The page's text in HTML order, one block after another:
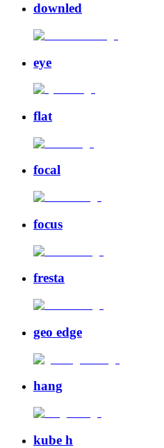
downled
eye
flat
focal
focus
fresta
geo edge
hang
kube h